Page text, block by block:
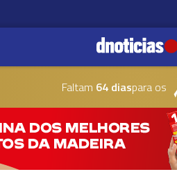
Faltam 64 diaspara os